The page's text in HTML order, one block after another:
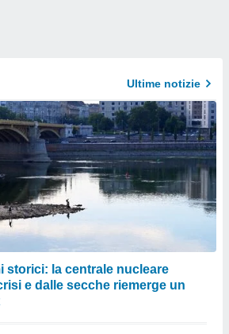
Ultime notizie
storici: la centrale nucleare
e dalle secche riemerge un